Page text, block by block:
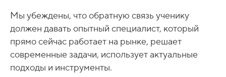
Мы убеждены, что обратную связь ученику
должен давать опытный специалист, который
прямо сейчас работает на рынке, решает
современные задачи, использует актуальные
подходы и инструменты.